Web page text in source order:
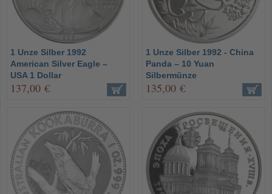
1 Unze Silber 1992
American Silver Eagle –
USA 1 Dollar
137,00 €
1 Unze Silber 1992 - China
Panda – 10 Yuan
Silbermünze
135,00 €